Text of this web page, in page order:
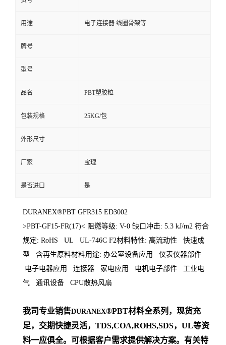
用途 电子连接器 线圈骨架等
牌号
型号
品名 PBT塑胶粒
包装规格 25KG/包
外形尺寸
厂家 宝理
是否进口 是
DURANEX®PBT GFR315 ED3002
>PBT-GF15-FR(17)< 阻燃等级: V-0 缺口冲击: 5.3 kJ/m2 符合
规定: RoHS UL UL-746C F2材料特性: 高流动性 快速成
型 含再生原料材料用途: 办公室设备应用 仪表仪器部件
电子电器应用 连接器 家电应用 电机电子部件 工业电
气 通讯设备 CPU散热风扇
我司专业销售DURANEX®PBT材料全系列 ，现货充
足，交期快捷灵活，TDS,COA,ROHS,SDS，UL等资
料一应俱全。可根据客户需求提供解决方案。 有关特